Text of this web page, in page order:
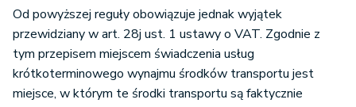
Od powyższej reguły obowiązuje jednak wyjątek
przewidziany w art. 28j ust. 1 ustawy o VAT. Zgodnie z
tym przepisem miejscem świadczenia usług
krótkoterminowego wynajmu środków transportu jest
miejsce, w którym te środki transportu są faktycznie